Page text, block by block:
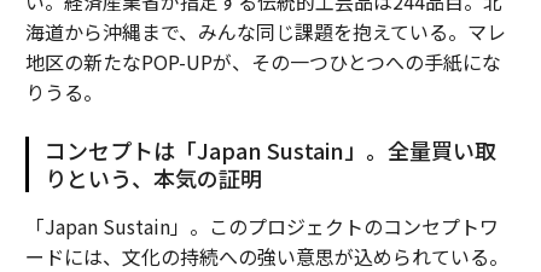
海道から沖縄まで、みんな同じ課題を抱えている。マレ
地区の新たなPOP-UPが、その一つひとつへの手紙にな
りうる。
コンセプトは「Japan Sustain」。全量買い取
りという、本気の証明
「Japan Sustain」。このプロジェクトのコンセプトワ
ードには、文化の持続への強い意思が込められている。